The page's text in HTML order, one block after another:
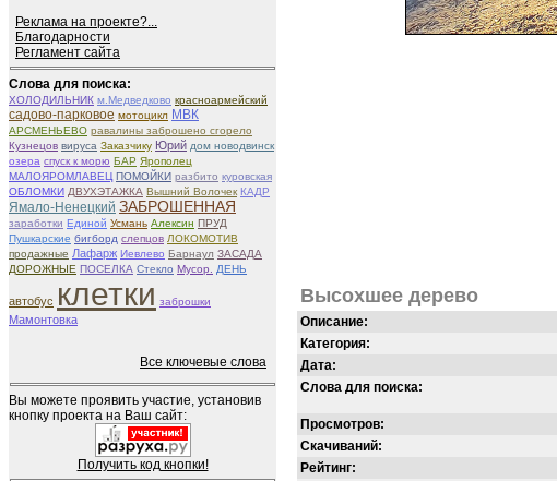
Реклама на проекте?...
Благодарности
Регламент сайта
Слова для поиска:
ХОЛОДИЛЬНИК м.Медведково красноармейский
садово-парковое мотоцикл МВК
АРСМЕНЬЕВО равалины заброшено сгорело
Кузнецов вируса Заказчику Юрий дом новодвинск
озера спуск к морю БАР Ярополец
МАЛОЯРОМЛАВЕЦ ПОМОЙКИ разбито куровская
ОБЛОМКИ ДВУХЭТАЖКА Вышний Волочек КАДР
Ямало-Ненецкий ЗАБРОШЕННАЯ
заработки Единой Усмань Алексин ПРУД
Пушкарские бигборд слепцов ЛОКОМОТИВ
продажные Лафарж Иевлево Барнаул ЗАСАДА
ДОРОЖНЫЕ ПОСЕЛКА Стекло Мусор. ДЕНЬ
автобус клетки заброшки
Мамонтовка
Все ключевые слова
Вы можете проявить участие, установив
кнопку проекта на Ваш сайт:
Получить код кнопки!
Высохшее дерево
Описание:
Категория:
Дата:
Слова для поиска:
Просмотров:
Скачиваний:
Рейтинг: